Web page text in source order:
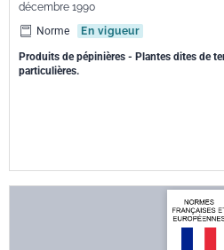
décembre 1990
Norme
En vigueur
Produits de pépinières - Plantes dites de
particulières.